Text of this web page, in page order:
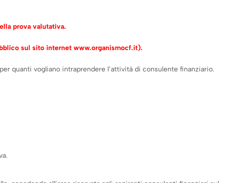
prova valutativa.
sul sito internet www.organismocf.it).
quanti vogliano intraprendere l’attività di consulente finanziario.